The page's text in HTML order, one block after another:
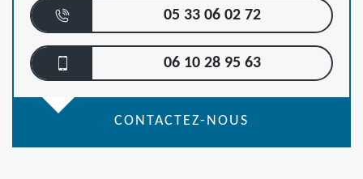
05 33 06 02 72
06 10 28 95 63
CONTACTEZ-NOUS